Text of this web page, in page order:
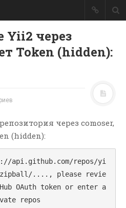
Yii2 через
Token (hidden):
через comoser,
(hidden):
api.github.com/repos/yi
...., please revie
OAuth token or enter a
repos